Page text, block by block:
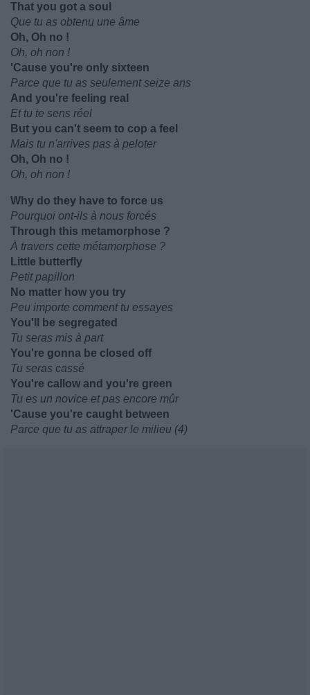
That you got a soul
Que tu as obtenu une âme
Oh, Oh no !
Oh, oh non !
'Cause you're only sixteen
Parce que tu as seulement seize ans
And you're feeling real
Et tu te sens réel
But you can't seem to cop a feel
Mais tu n'arrives pas à peloter
Oh, Oh no !
Oh, oh non !
Why do they have to force us
Pourquoi ont-ils à nous forcés
Through this metamorphose ?
À travers cette métamorphose ?
Little butterfly
Petit papillon
No matter how you try
Peu importe comment tu essayes
You'll be segregated
Tu seras mis à part
You're gonna be closed off
Tu seras cassé
You're callow and you're green
Tu es un novice et pas encore mûr
'Cause you're caught between
Parce que tu as attraper le milieu (4)